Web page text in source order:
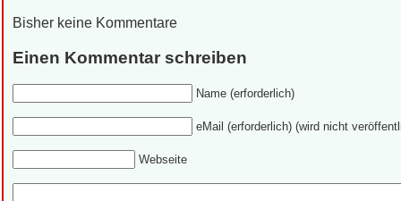
Bisher keine Kommentare
Einen Kommentar schreiben
Name (erforderlich)
eMail (erforderlich) (wird nicht
Webseite